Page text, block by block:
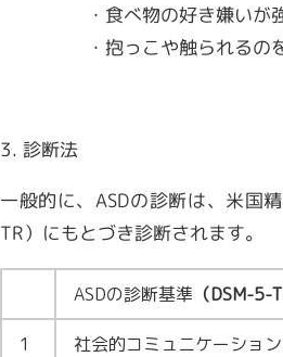
・食べ物の好き嫌いが
・抱っこや触られるの
3. 診断法
一般的に、 ASDの診断は、米国
TR）にもとづき診断されます。
ASDの診断基準 （DSM-5-
1 社会的コミュニケーション